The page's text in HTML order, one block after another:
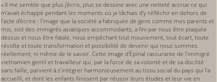
« Il me semble que plus j’écris, plus se dessine avec une netteté accrue ce qui
m’avait échappé pendant les moments où je tâchais d’y réfléchir en dehors de
l’acte d’écrire : l’image que la société a fabriquée de gens comme mes parents et
moi, soit des immigrés asiatiques accommodants, a fini par nous être plaquée
dessus et nous être fatale, nous empêchant tout mouvement, tout écart, toute
révolte et toute transformation et possibilité de devenir qui nous sommes
réellement, ni même de le savoir. Cette image d’Épinal rassurante de l’immigré
vietnamien gentil et travailleur qui, par la force de sa volonté et de sa docilité
sans faille, parvient à s’intégrer harmonieusement au tissu social du pays qui l’a
accueilli, et dont les enfants finissent par réussir leurs études et leur vie en